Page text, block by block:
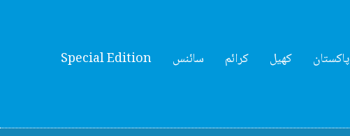
Special Edition سائنس کرائم کھیل پاکستان